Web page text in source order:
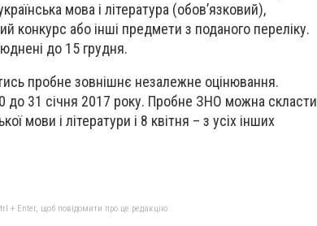
мова і література (обов’язковий),
конкурс або інші предмети з поданого переліку.
до 15 грудня.
пробне зовнішнє незалежне оцінювання.
до 31 січня 2017 року. Пробне ЗНО можна скласти
мови і літератури і 8 квітня – з усіх інших
+ Enter, щоб повідомити про це редакцію